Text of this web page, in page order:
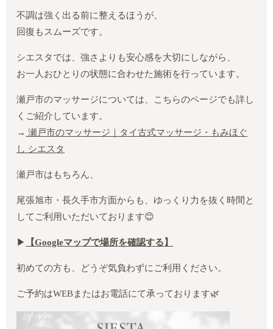
不調は強く出る前に整えるほうが、
回復もスムーズです。
シエスタでは、強さよりも安心感を大切にしながら、
お一人おひとりの状態に合わせた施術を行っています。
瀬戸市のマッサージについては、こちらのページでも詳し
くご紹介しています。
→ 瀬戸市のマッサージ｜タイ古式マッサージ・もみほぐ
し シエスタ
瀬戸市はもちろん、
尾張旭市・長久手市方面からも、ゆっくり力を抜く時間と
してご利用いただいております😊
▶︎ 【Googleマップで場所を確認する】
初めての方も、どうぞ気負わずにご利用ください。
ご予約はWEBまたはお電話にて承っております🌿